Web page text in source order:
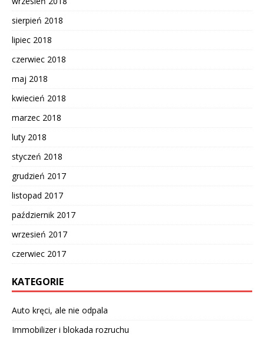
sierpień 2018
lipiec 2018
czerwiec 2018
maj 2018
kwiecień 2018
marzec 2018
luty 2018
styczeń 2018
grudzień 2017
listopad 2017
październik 2017
wrzesień 2017
czerwiec 2017
KATEGORIE
Auto kręci, ale nie odpala
Immobilizer i blokada rozruchu